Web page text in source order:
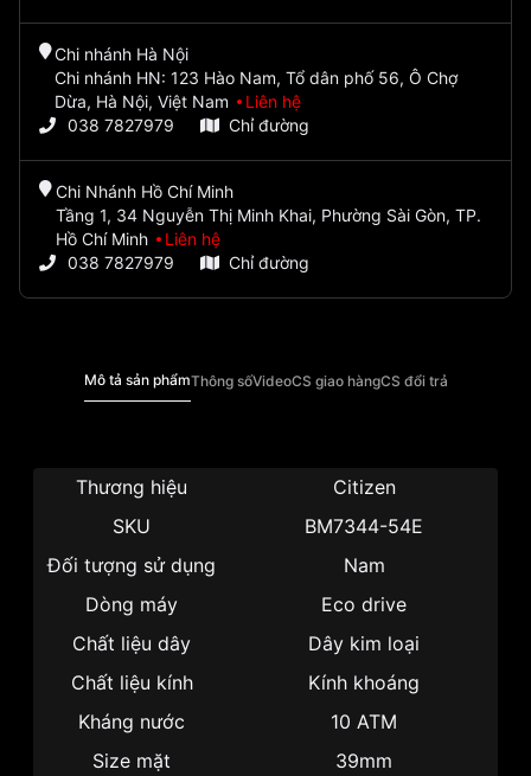
Chi nhánh Hà Nội
Chi nhánh HN: 123 Hào Nam, Tổ dân phố 56, Ô Chợ
Dừa, Hà Nội, Việt Nam
Liên hệ
038 7827979
Chỉ đường
Chi Nhánh Hồ Chí Minh
Tầng 1, 34 Nguyễn Thị Minh Khai, Phường Sài Gòn, TP.
Hồ Chí Minh
Liên hệ
038 7827979
Chỉ đường
Mô tả sản phẩmThông sốVideoCS giao hàngCS đổi trả
Thương hiệu
Citizen
SKU
BM7344-54E
Đối tượng sử dụng
Nam
Dòng máy
Eco drive
Chất liệu dây
Dây kim loại
Chất liệu kính
Kính khoáng
Kháng nước
10 ATM
Size mặt
39mm